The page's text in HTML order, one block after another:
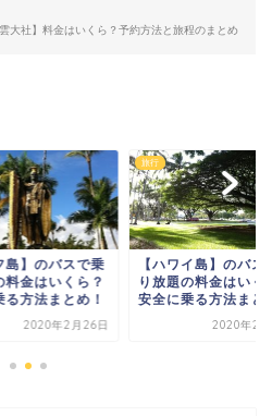
大社】料金はいくら？予約方法と旅程のまとめ
島】のバスで乗
料金はいくら？
る方法まとめ！
2020年2月26日
旅行
【ハワイ島】のバス
り放題の料金はいく
安全に乗る方法まと
2020年2